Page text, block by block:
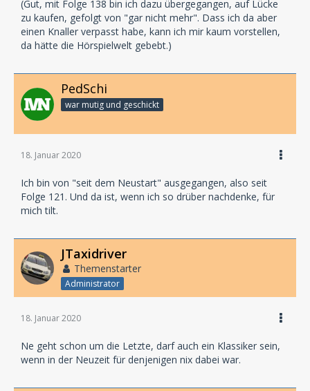
(Gut, mit Folge 138 bin ich dazu übergegangen, auf Lücke
zu kaufen, gefolgt von "gar nicht mehr". Dass ich da aber
einen Knaller verpasst habe, kann ich mir kaum vorstellen,
da hätte die Hörspielwelt gebebt.)
PedSchi
war mutig und geschickt
18. Januar 2020
Ich bin von "seit dem Neustart" ausgegangen, also seit
Folge 121. Und da ist, wenn ich so drüber nachdenke, für
mich tilt.
JTaxidriver
Themenstarter
Administrator
18. Januar 2020
Ne geht schon um die Letzte, darf auch ein Klassiker sein,
wenn in der Neuzeit für denjenigen nix dabei war.